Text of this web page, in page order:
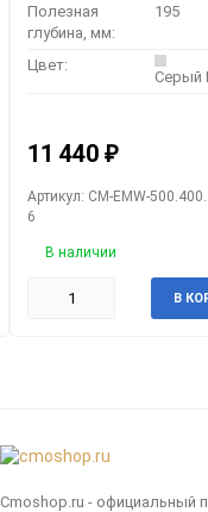
Полезная
глубина, мм:
195
Цвет:
Серый
11 440 ₽
Артикул: CM-EMW-
6
В наличии
В
Cmoshop.ru - официальный